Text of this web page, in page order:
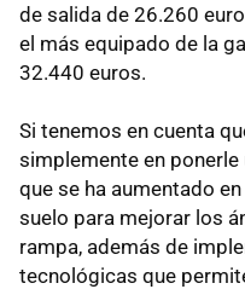
de salida de 26.260
el más equipado de la
32.440 euros.
Si tenemos en cuenta
simplemente en ponerle
que se ha aumentado
suelo para mejorar los
rampa, además de
tecnológicas que